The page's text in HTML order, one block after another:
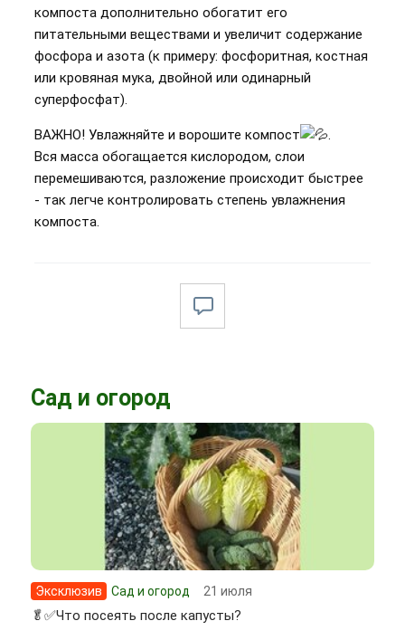
компоста дополнительно обогатит его
питательными веществами и увеличит содержание
фосфора и азота (к примеру: фосфоритная, костная
или кровяная мука, двойной или одинарный
суперфосфат).
ВАЖНО! Увлажняйте и ворошите компост
Вся масса обогащается кислородом, слои
перемешиваются, разложение происходит быстрее
- так легче контролировать степень увлажнения
компоста.
Сад и огород
Эксклюзив Сад и огород 21 июля
🥬✅Что посеять после капусты?